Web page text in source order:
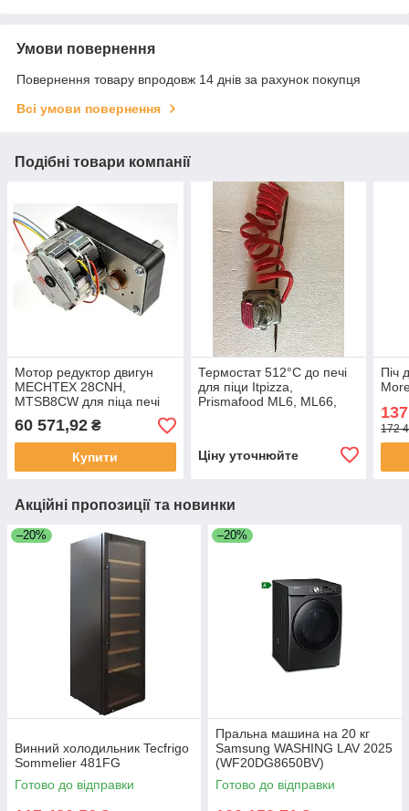
Умови повернення
Повернення товару впродовж 14 днів за рахунок покупця
Всі умови повернення
Подібні товари компанії
Mотор редуктор двигун
MECHTEX 28CNH,
MTSB8CW для піца печі
Moretti Forni T64E
60 571,92 ₴
Купити
Термостат 512°C до печі
для піци Itpizza,
Prismafood ML6, ML66,
Ціну уточнюйте
Піч
172
Акційні пропозиції та новинки
–20%
Винний холодильник Tecfrigo
Sommelier 481FG
Готово до відправки
–20%
Пральна машина на 20 кг
Samsung WASHING LAV 2025
(WF20DG8650BV)
Готово до відправки